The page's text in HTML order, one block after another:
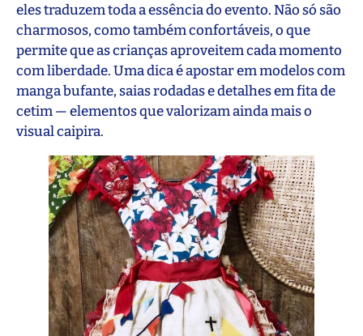
eles traduzem toda a essência do evento. Não só são
charmosos, como também confortáveis, o que
permite que as crianças aproveitem cada momento
com liberdade. Uma dica é apostar em modelos com
manga bufante, saias rodadas e detalhes em fita de
cetim — elementos que valorizam ainda mais o
visual caipira.